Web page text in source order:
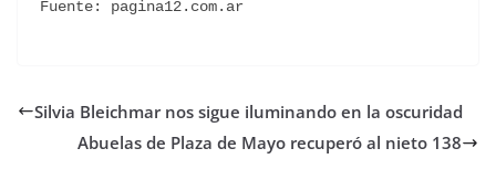
Fuente: pagina12.com.ar
Silvia Bleichmar nos sigue iluminando en la oscuridad
Abuelas de Plaza de Mayo recuperó al nieto 138